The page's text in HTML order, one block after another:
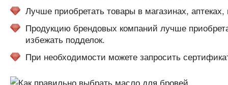
Лучше приобретать товары в магазинах,
Продукцию брендовых компаний лучше
избежать подделок.
При необходимости можете запросить